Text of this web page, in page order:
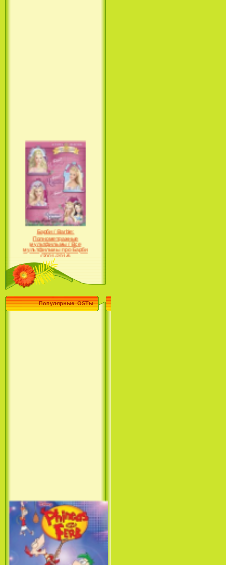
Барби / Barbie:
Полнометражные
мультфильмы / Все
мультфильмы про Барби
(2001-2014)
Фархат: Принц Персии /
Популярные_OSTы